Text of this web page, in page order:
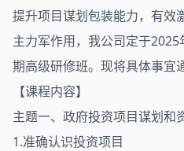
提升项目谋划包装能力，有效
主力军作用，我公司定于
期高级研修班。现将具体事宜
【课程内容】
主题一、政府投资项目谋划和
1.准确认识投资项目